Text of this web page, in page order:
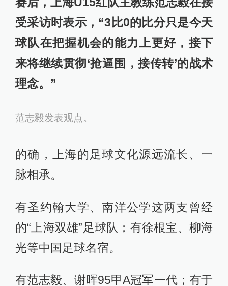
主场迎接各路强敌的挑战。
双方上演了一场精彩的较量——凭借
21号卞宇郎、7号傅桐洲以及8号侯奕
林的进球，上海U15红队最终3比0战
红。
赛后，上海U15红队主教练范志毅在接
受采访时表示，“3比0的比分只是今天
来将继续贯彻‘抢逼围，接传转’的战术
理念。”